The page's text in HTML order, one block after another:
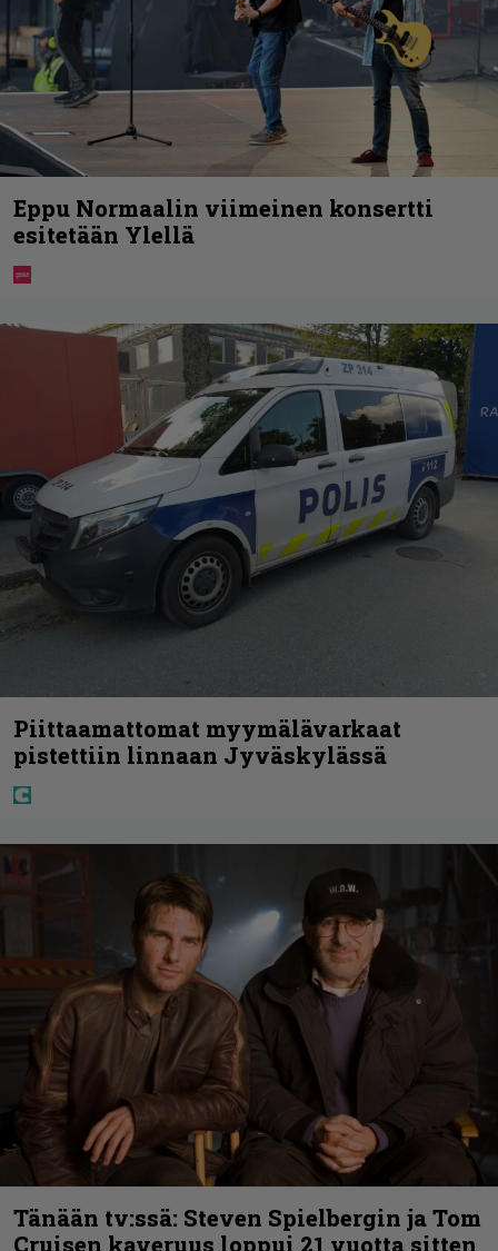
Eppu Normaalin viimeinen konsertti
esitetään Ylellä
Piittaamattomat myymälävarkaat
pistettiin linnaan Jyväskylässä
Tänään tv:ssä: Steven Spielbergin ja Tom
Cruisen kaveruus loppui 21 vuotta sitten